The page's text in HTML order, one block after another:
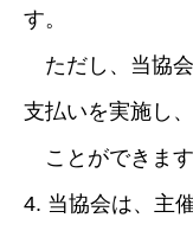
す。
ただし、当協
支払いを実施し
ことができます
4. 当協会は、主